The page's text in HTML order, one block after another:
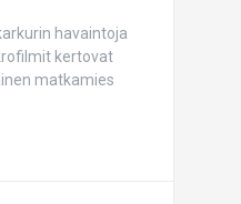
havaintoja
kertovat
matkamies